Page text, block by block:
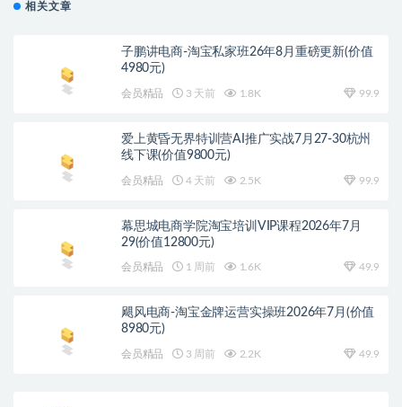
相关文章
子鹏讲电商-淘宝私家班26年8月重磅更新(价值
4980元)
会员精品 3 天前 1.8K 99.9
爱上黄昏无界特训营AI推广实战7月27-30杭州
线下课(价值9800元)
会员精品 4 天前 2.5K 99.9
幕思城电商学院淘宝培训VIP课程2026年7月
29(价值12800元)
会员精品 1 周前 1.6K 49.9
飓风电商-淘宝金牌运营实操班2026年7月(价值
8980元)
会员精品 3 周前 2.2K 49.9